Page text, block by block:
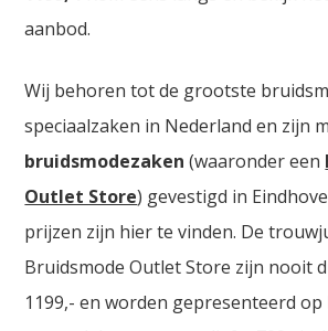
aanbod.
Wij behoren tot de grootste
speciaalzaken in Nederland en zijn
bruidsmodezaken (waaronder een
Outlet Store) gevestigd in
prijzen zijn hier te vinden. De
Bruidsmode Outlet Store zijn nooit
1199,- en worden gepresenteerd